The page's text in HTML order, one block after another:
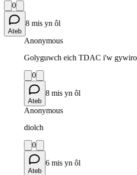
0
Ateb
8 mis yn ôl
Anonymous
Golyguwch eich TDAC i'w
0
Ateb
8 mis yn ôl
Anonymous
diolch
0
Ateb
6 mis yn ôl